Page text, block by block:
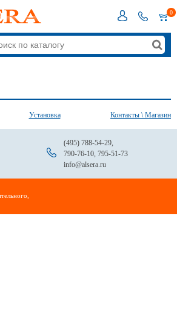
0
Установка Контакты \ Магазин
(495) 788-54-29,
790-76-10, 795-51-73
info@alsera.ru